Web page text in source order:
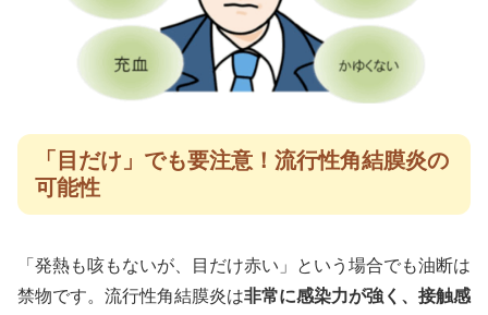
「目だけ」でも要注意！流行性角結膜炎の
可能性
「発熱も咳もないが、目だけ赤い」という場合でも油断は
禁物です。流行性角結膜炎は非常に感染力が強く、接触感